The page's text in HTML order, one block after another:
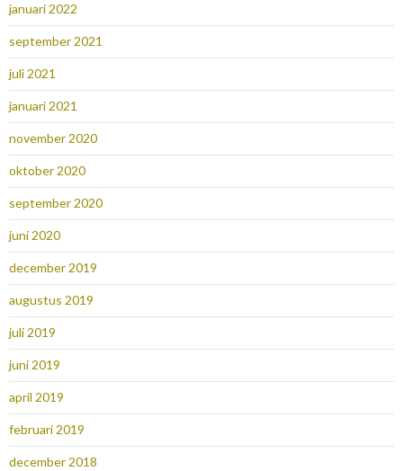
januari 2022
september 2021
juli 2021
januari 2021
november 2020
oktober 2020
september 2020
juni 2020
december 2019
augustus 2019
juli 2019
juni 2019
april 2019
februari 2019
december 2018